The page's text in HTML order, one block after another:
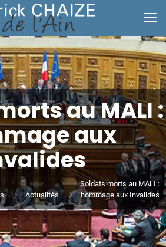
au MALI :
aux
Actualités
Soldats morts au MALI :
hommage aux Invalides